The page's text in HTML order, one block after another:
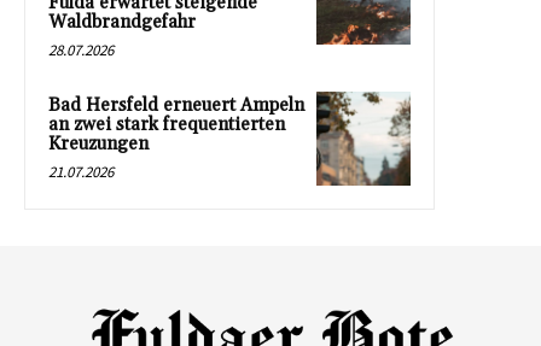
Waldbrandgefahr
28.07.2026
Bad Hersfeld erneuert Ampeln
an zwei stark frequentierten
Kreuzungen
21.07.2026